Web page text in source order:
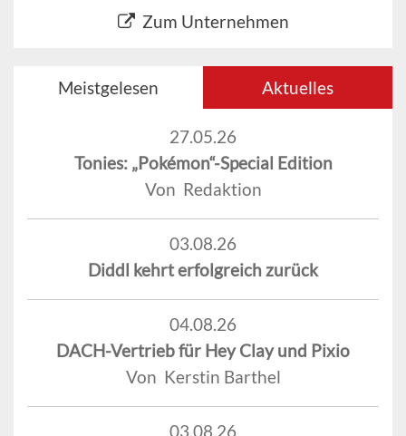
Zum Unternehmen
Meistgelesen Aktuelles
27.05.26
Tonies: „Pokémon“-Special Edition
Von Redaktion
03.08.26
Diddl kehrt erfolgreich zurück
04.08.26
DACH-Vertrieb für Hey Clay und Pixio
Von Kerstin Barthel
03.08.26